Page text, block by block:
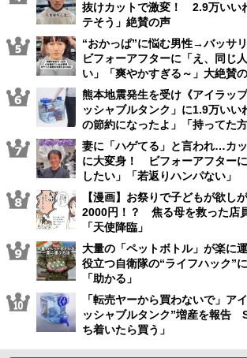
抜けカットで激変！ 2.9万いい
テそう」絶賛の声
“おかっぱ”に悩む男性→バッサ
ビフォーアフターに「え、同じ
い」「爽やかすぎる～」大絶賛
熊本地震発生を受け《アイラッ
ッシャブルタンク」に1.9万い
の節約になったよ」「持ってた方
妻に「ハゲてる」と言われ…カ
に大変身！ ビフォーアフター
したい」「若返りハンパない」
【漫画】お祭りで子どもが欲し
2000円！？ 焦る母を救った店
「天使降臨」
大量の「ペットボトル」が楽に
役立つ自衛隊の“ライフハック”
「助かる」
「転売ヤーから買わないで」ア
ッシャブルタンク”増産を報告
ち着いたら買う」